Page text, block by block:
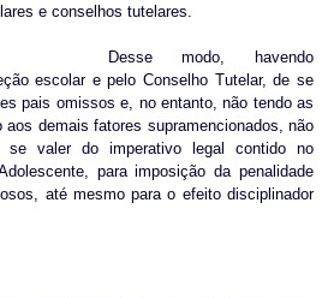
e conselhos tutelares.
Desse modo, havendo
escolar e pelo Conselho Tutelar, de se
pais omissos e, no entanto, não tendo as
demais fatores supramencionados, não
se valer do imperativo legal contido no
para imposição da penalidade
até mesmo para o efeito disciplinador